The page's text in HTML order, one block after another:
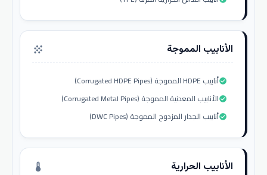
الأنابيب المموجة grain
أنابيب HDPE المموجة (Corrugated HDPE Pipes)check_circle
الأنابيب المعدنية المموجة (Corrugated Metal Pipes)check_circle
أنابيب الجدار المزدوج المموجة (DWC Pipes)check_circle
الأنابيب الحرارية thermostat